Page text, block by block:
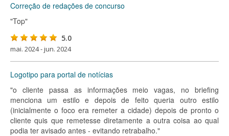
Correção de redações de concurso
"Top"
5.0
mai. 2024 - jun. 2024
Logotipo para portal de notícias
"o cliente passa as informações meio vagas, no briefing
menciona um estilo e depois de feito queria outro estilo
(inicialmente o foco era remeter a cidade) depois de pronto o
cliente quis que remetesse diretamente a outra coisa ao qual
podia ter avisado antes - evitando retrabalho."